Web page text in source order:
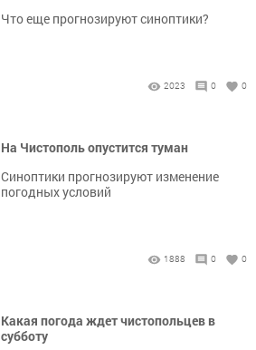
Что еще прогнозируют синоптики?
2023 0 0
На Чистополь опустится туман
Синоптики прогнозируют изменение
погодных условий
1888 0 0
Какая погода ждет чистопольцев в
субботу